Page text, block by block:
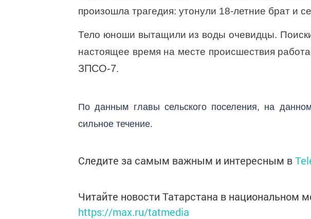
произошла трагедия: утонули 18-летние брат и
Тело юноши вытащили из воды очевидцы.
настоящее время на месте происшествия
ЗПСО-7.
По данным главы сельского поселения, на
сильное течение.
Следите за самым важным и интересным в
Читайте новости Татарстана в национальном
https://max.ru/tatmedia